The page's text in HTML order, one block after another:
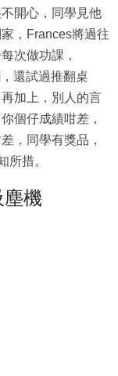
開心，同學見他
，Frances將過往
次做功課，
還試過推翻桌
加上，別人的言
個仔成績咁差，
，同學有獎品，
所措。
機